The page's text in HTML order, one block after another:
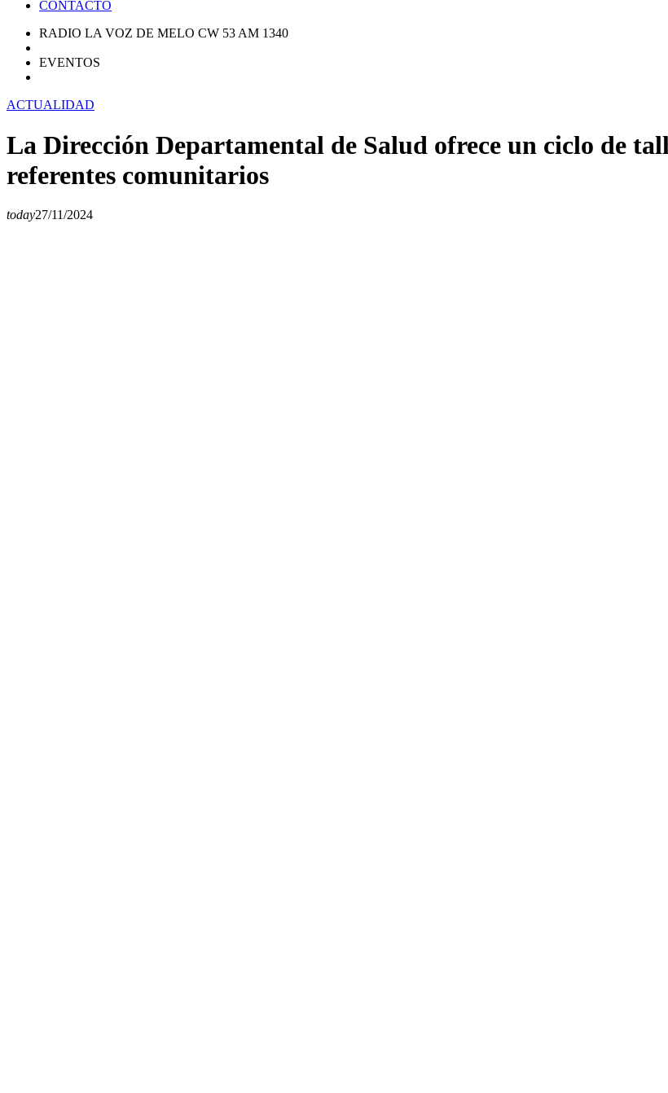
CONTACTO
RADIO LA VOZ DE MELO CW 53 AM 1340
EVENTOS
ACTUALIDAD
La Dirección Departamental de Salud ofrece un ciclo de
referentes comunitarios
today27/11/2024